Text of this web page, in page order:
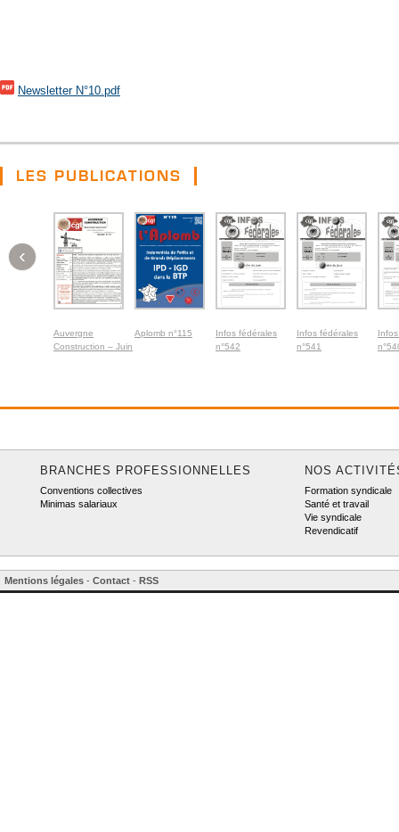
Newsletter N°10.pdf
LES PUBLICATIONS
Auvergne
Construction – Juin
Aplomb n°115
Infos fédérales
n°542
Infos fédérales
n°541
‹
BRANCHES PROFESSIONNELLES
Conventions collectives
Minimas salariaux
NOS
Formation syndicale
Santé et travail
Vie syndicale
Revendicatif
Mentions légales - Contact - RSS